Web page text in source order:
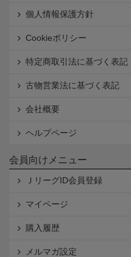
個人情報保護方針
Cookieポリシー
特定商取引法に基づく表記
古物営業法に基づく表記
会社概要
ヘルプページ
会員向けメニュー
ＪリーグID会員登録
マイページ
購入履歴
メルマガ設定